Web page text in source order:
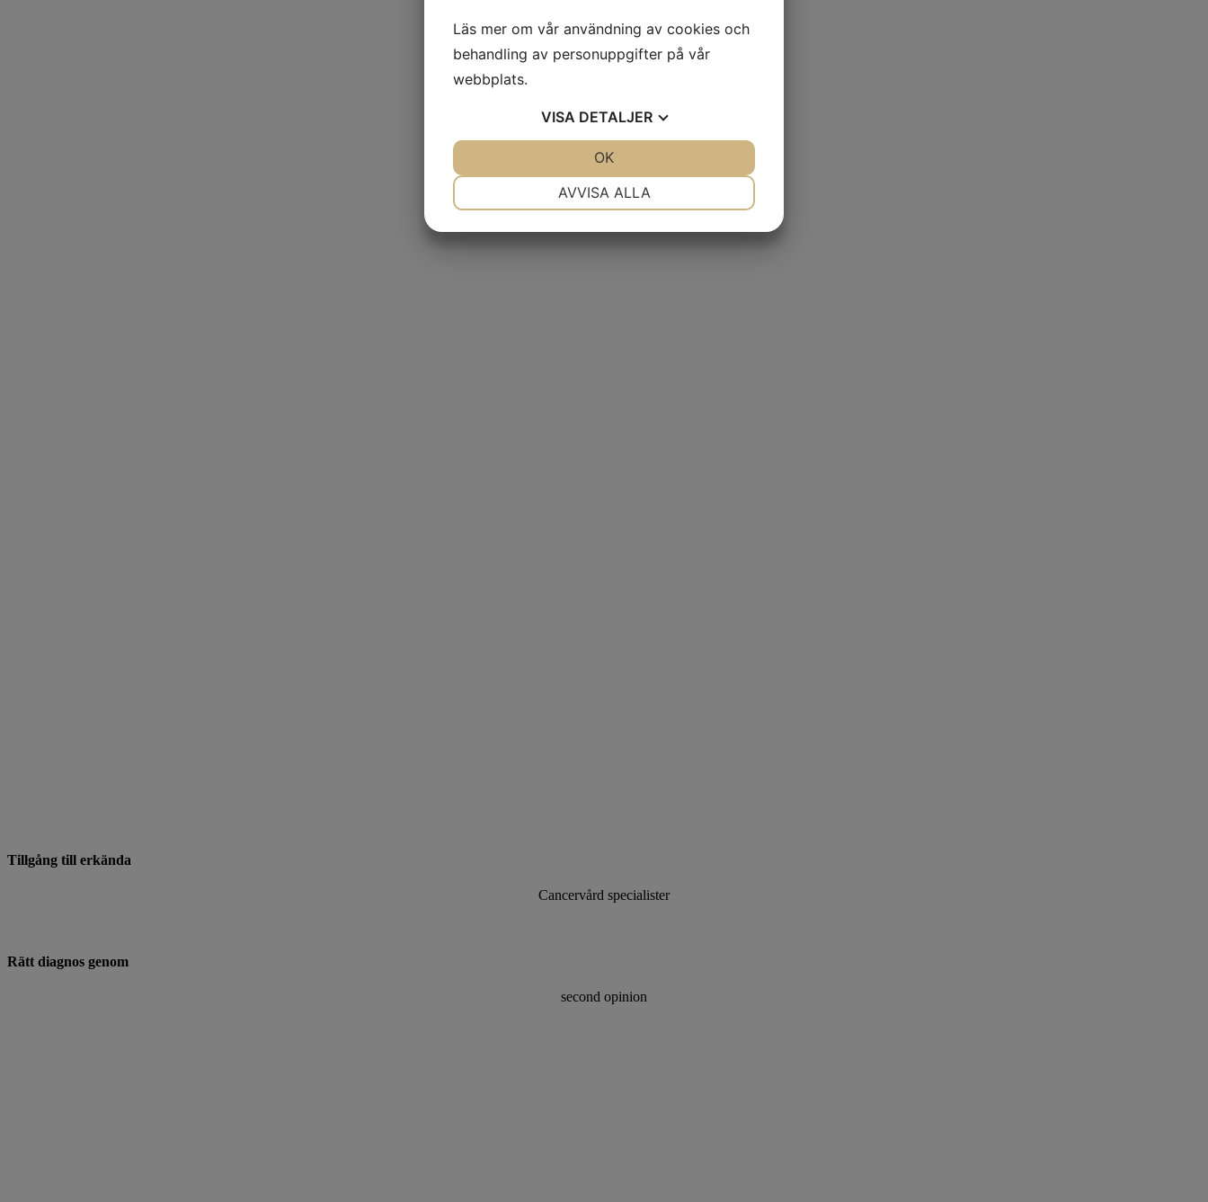
Tillgång till erkända
Cancervård specialister
Rätt diagnos genom
second opinion
Läs mer om vår användning av cookies och
behandling av personuppgifter på vår
webbplats.
VISA DETALJER
AVVISA ALLA
OK